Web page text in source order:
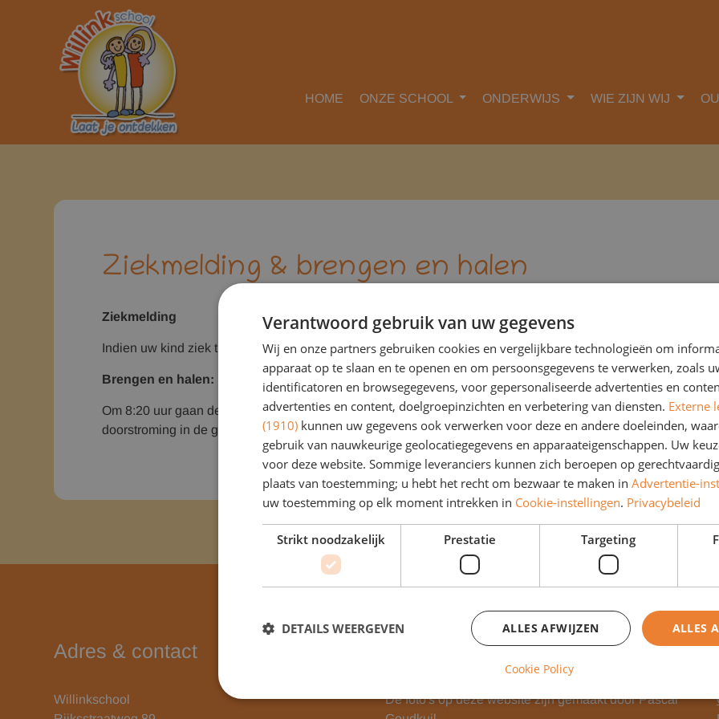
HOME ONZE SCHOOL ONDERWIJS WIE ZIJN WIJ
Home
Praktische info
Ziekmelding & brengen en halen
Ziekmelding
Indien uw kind ziek thuis blijft of verlaat is door bijv. doktersbezoek, vragen wij u om dit tussen 7:45 uur en
Brengen en halen:
Om 8:20 uur gaan de deuren open. Voor de kinderen gebruiken wij verschillende ingangen. Dit is
doorstroming in de gangen. We verwachten ieder kind uiterlijk om 8:30 uur in de klas. Zo kunnen de
Adres & contact
Willinkschool
De foto's op deze website zijn gemaakt door Pascal
Verantwoord gebruik van uw gegevens
Wij en onze partners gebruiken cookies en vergelijkbare technologieën om
apparaat op te slaan en te openen en om persoonsgegevens te verwerken, zoals
identificatoren en browsegegevens, voor gepersonaliseerde advertenties en
advertenties en content, doelgroepinzichten en verbetering van diensten. Externe
(1910) kunnen uw gegevens ook verwerken voor deze en andere doeleinden,
gebruik van nauwkeurige geolocatiegegevens en apparaateigenschappen. Uw
voor deze website. Sommige leveranciers kunnen zich beroepen op
plaats van toestemming; u hebt het recht om bezwaar te maken in Advertentie-
uw toestemming op elk moment intrekken in Cookie-instellingen. Privacybeleid
Strikt noodzakelijk Prestatie Targeting
ALLES
ALLES AFWIJZEN
DETAILS WEERGEVEN
Cookie Policy